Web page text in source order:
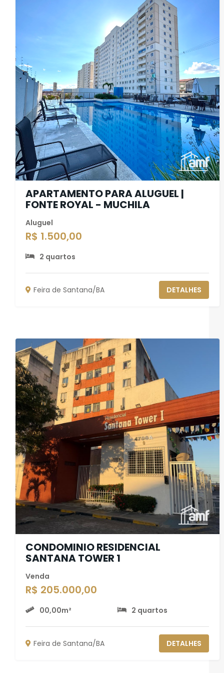
APARTAMENTO PARA ALUGUEL |
FONTE ROYAL - MUCHILA
Aluguel
R$ 1.500,00
2 quartos
Feira de Santana/BA DETALHES
CONDOMINIO RESIDENCIAL
SANTANA TOWER 1
Venda
R$ 205.000,00
00,00m² 2 quartos
Feira de Santana/BA DETALHES